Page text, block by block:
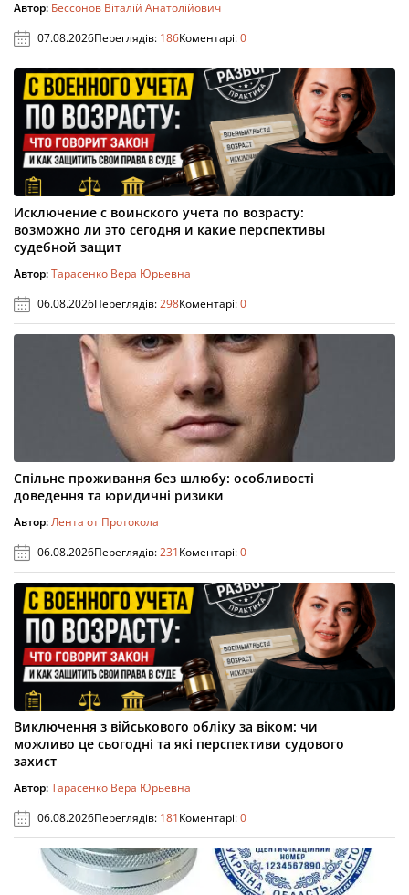
Автор: Бессонов Віталій Анатолійович
07.08.2026Переглядів: 186Коментарі:0
Исключение с воинского учета по возрасту:
возможно ли это сегодня и какие перспективы
судебной защит
Автор:Тарасенко Вера Юрьевна
06.08.2026Переглядів:298Коментарі:0
Спільне проживання без шлюбу: особливості
доведення та юридичні ризики
Автор:Лента от Протокола
06.08.2026Переглядів:231Коментарі:0
Виключення з військового обліку за віком: чи
можливо це сьогодні та які перспективи судового
захист
Автор:Тарасенко Вера Юрьевна
06.08.2026Переглядів: 181Коментарі:0